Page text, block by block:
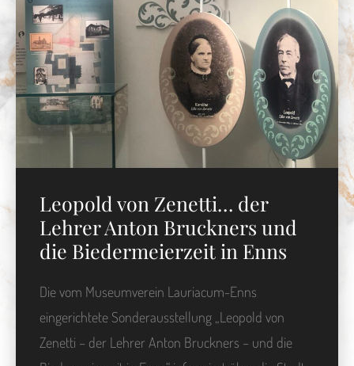
Leopold von Zenetti… der
Lehrer Anton Bruckners und
die Biedermeierzeit in Enns
Die vom Museumverein Lauriacum-Enns
eingerichtete Sonderausstellung „Leopold von
Zenetti – der Lehrer Anton Bruckners – und die